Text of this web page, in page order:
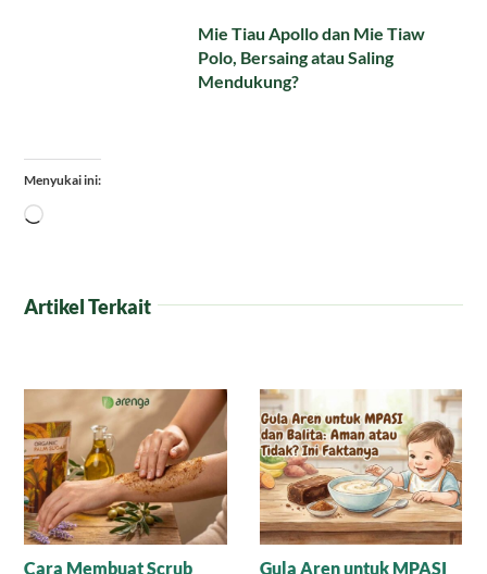
Mie Tiau Apollo dan Mie Tiaw
Polo, Bersaing atau Saling
Mendukung?
Menyukai ini:
Memuat...
Artikel Terkait
Alpukat untuk Merawat
Perbandingan Gula Aren